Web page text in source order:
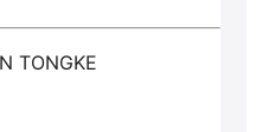
TONGKE